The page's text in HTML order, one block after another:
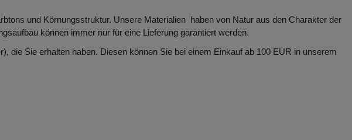
und Körnungsstruktur. Unsere Materialien haben von Natur aus den Charakter der
können immer nur für eine Lieferung garantiert werden.
die Sie erhalten haben. Diesen können Sie bei einem Einkauf ab 100 EUR in unserem